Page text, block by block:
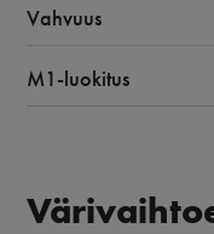
Vahvuus
M1-luokitus